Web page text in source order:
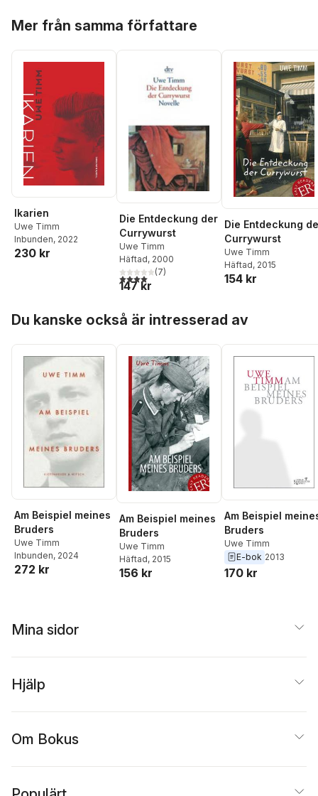
Mer från samma författare
Ikarien
Uwe Timm
Inbunden, 2022
230 kr
Die Entdeckung der
Currywurst
Uwe Timm
Häftad, 2000
4,0utav 5 stjärnor. Totalt antal röster:
(7)
147 kr
Die Entdeckung
Currywurst
Uwe Timm
Häftad, 2015
154 kr
Du kanske också är intresserad av
Am Beispiel meines
Bruders
Uwe Timm
Inbunden, 2024
272 kr
Am Beispiel meines
Bruders
Uwe Timm
Häftad, 2015
156 kr
Am Beispiel
Bruders
Uwe Timm
E-bok 2013
170 kr
Mina sidor
Hjälp
Om Bokus